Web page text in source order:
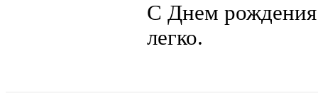
С Днем
легко.